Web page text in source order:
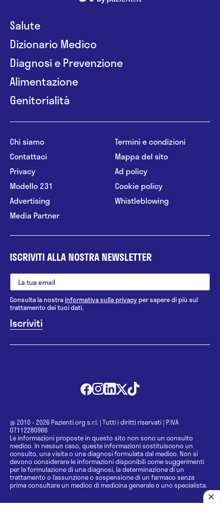
Salute
Dizionario Medico
Diagnosi e Prevenzione
Alimentazione
Genitorialità
Chi siamo
Contattaci
Privacy
Modello 231
Advertising
Media Partner
Termini e condizioni
Mappa del sito
Ad policy
Cookie policy
Whistleblowing
ISCRIVITI ALLA NOSTRA NEWSLETTER
Consulta la nostrainformativa sulla privacy per sapere di più sul
trattamento dei tuoi dati.
@ 2010 - 2026 Pazienti.org s.r.l. | Tutti i diritti riservati | P.IVA
07112280966
Le informazioni proposte in questo sito non sono un consulto
medico. In nessun caso, queste informazioni sostituiscono un
consulto, una visita o una diagnosi formulata dal medico. Non si
devono considerare le informazioni disponibili come suggerimenti
per la formulazione di una diagnosi, la determinazione di un
trattamento o l’assunzione o sospensione di un farmaco senza
prima consultare un medico di medicina generale o uno specialista.